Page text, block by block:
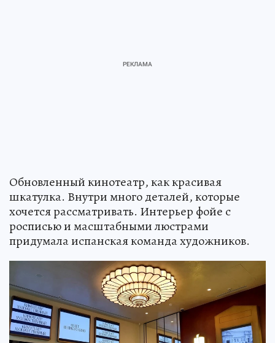
Обновленный кинотеатр, как красивая
шкатулка. Внутри много деталей, которые
хочется рассматривать. Интерьер фойе с
росписью и масштабными люстрами
придумала испанская команда художников.